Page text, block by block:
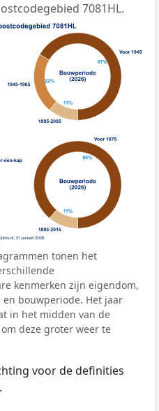
7081HL.
tonen het
kenmerken zijn eigendom,
bouwperiode. Het jaar
in het midden van de
deze groter weer te
voor de definities